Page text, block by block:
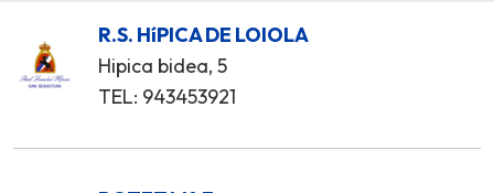
R.S. HíPICA DE LOIOLA
Hipica bidea, 5
TEL: 943453921